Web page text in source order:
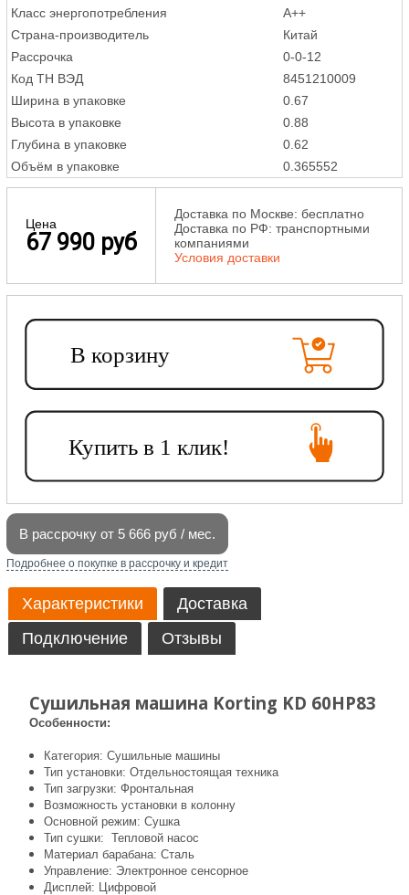
Класс энергопотребления
A++
Страна-производитель
Китай
Рассрочка
0-0-12
Код ТН ВЭД
8451210009
Ширина в упаковке
0.67
Высота в упаковке
0.88
Глубина в упаковке
0.62
Объём в упаковке
0.365552
Цена
67 990 руб
Доставка по Москве: бесплатно
Доставка по РФ: транспортными
компаниями
Условия доставки
В рассрочку от 5 666 руб / мес.
Подробнее о покупке в рассрочку и кредит
Характеристики
Доставка
Подключение
Отзывы
Сушильная машина Korting KD 60HP83
Особенности:
Категория: Сушильные машины
Тип установки: Отдельностоящая техника
Тип загрузки: Фронтальная
Возможность установки в колонну
Основной режим: Сушка
Тип сушки: Тепловой насос
Материал барабана: Сталь
Управление: Электронное сенсорное
Дисплей: Цифровой